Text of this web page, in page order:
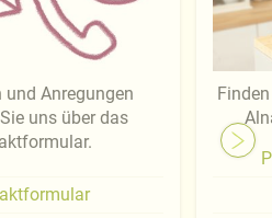
und Anregungen
uns über das